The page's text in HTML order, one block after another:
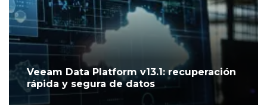
Veeam Data Platform v13.1: recuperación
rápida y segura de datos